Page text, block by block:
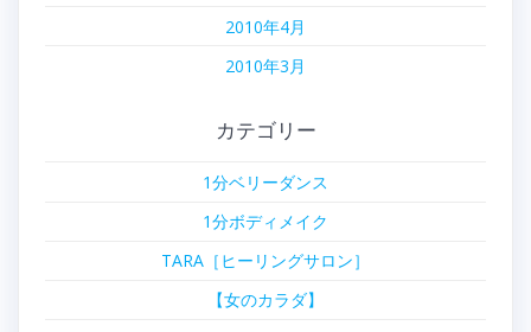
2010年4月
2010年3月
カテゴリー
1分ベリーダンス
1分ボディメイク
TARA［ヒーリングサロン］
【女のカラダ】